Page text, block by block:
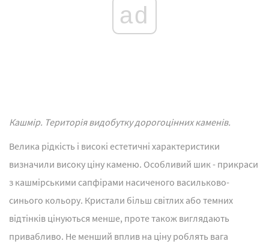
ad
Кашмір. Територія видобутку дорогоцінних каменів.
Велика рідкість і високі естетичні характеристики
визначили високу ціну каменю. Особливий шик - прикраси
з кашмірськими сапфірами насиченого васильково-
синього кольору. Кристали більш світлих або темних
відтінків цінуються менше, проте також виглядають
привабливо. Не менший вплив на ціну роблять вага